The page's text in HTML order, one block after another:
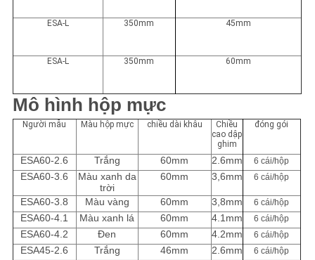
ESA-L 350mm 45mm
ESA-L 350mm 60mm
Mô hình hộp mực
Người mẫu Màu hộp mực chiều dài khâu
Chiều
cao dập
ghim
đóng gói
ESA60-2.6 Trắng 60mm 2.6mm 6 cái/hộp
ESA60-3.6
Màu xanh da
trời
60mm 3,6mm 6 cái/hộp
ESA60-3.8 Màu vàng 60mm 3,8mm 6 cái/hộp
ESA60-4.1 Màu xanh lá 60mm 4.1mm 6 cái/hộp
ESA60-4.2 Đen 60mm 4.2mm 6 cái/hộp
ESA45-2.6 Trắng 46mm 2.6mm 6 cái/hộp